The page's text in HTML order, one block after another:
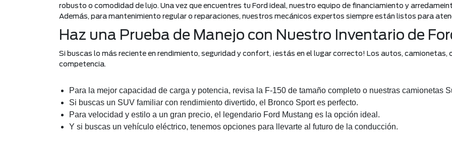
robusto o comodidad de lujo. Una vez que encuentres tu Ford ideal, nuestro equipo de financiamiento y
Además, para mantenimiento regular o reparaciones, nuestros mecánicos expertos siempre están listos para
Haz una Prueba de Manejo con Nuestro Inventario de
Si buscas lo más reciente en rendimiento, seguridad y confort, ¡estás en el lugar correcto! Los autos, camionetas,
competencia.
Para la mejor capacidad de carga y potencia, revisa la F-150 de tamaño completo o nuestras camionetas
Si buscas un SUV familiar con rendimiento divertido, el Bronco Sport es perfecto.
Para velocidad y estilo a un gran precio, el legendario Ford Mustang es la opción ideal.
Y si buscas un vehículo eléctrico, tenemos opciones para llevarte al futuro de la conducción.